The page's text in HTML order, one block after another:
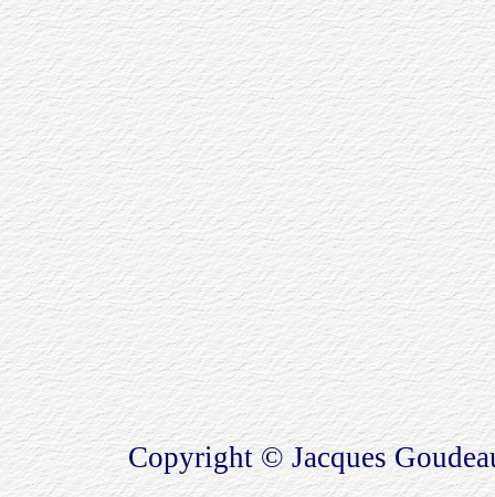
Copyright © Jacques